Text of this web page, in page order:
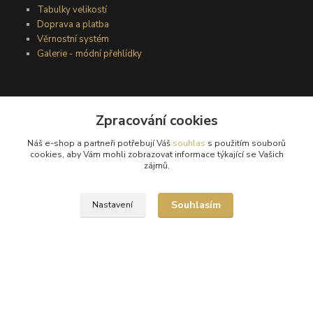
Tabulky velikostí
Doprava a platba
Věrnostní systém
Galerie - módní přehlídky
Obchodní podmínky
Ochrana osobních údajů
Kontakty
Reklamační řád
Zpracování cookies
Náš e-shop a partneři potřebují Váš souhlas s použitím souborů
cookies, aby Vám mohli zobrazovat informace týkající se Vašich
zájmů.
Nastavení Souhlasím